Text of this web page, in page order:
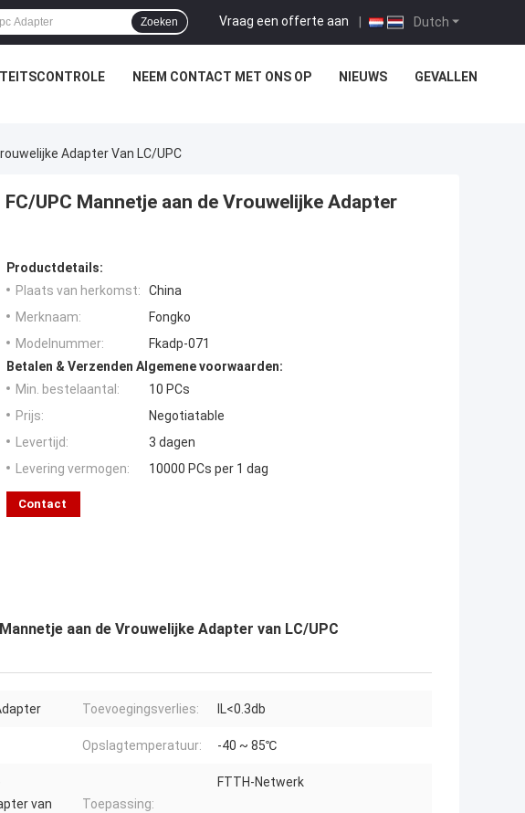
Dutch
Vraag een offerte aan |
Zoeken
NEEM CONTACT MET ONS OP NIEUWS GEVALLEN
Adapter Van LC/UPC
UPC Mannetje aan de Vrouwelijke Adapter
Productdetails:
Plaats van herkomst:
China
Merknaam:
Fongko
Modelnummer:
Fkadp-071
Betalen & Verzenden Algemene voorwaarden:
Min. bestelaantal:
10 PCs
Prijs:
Negotiatable
Levertijd:
3 dagen
Levering vermogen:
10000 PCs per 1 dag
Contact
aan de Vrouwelijke Adapter van LC/UPC
Toevoegingsverlies: IL<0.3db
Opslagtemperatuur: -40 ~ 85℃
van
Toepassing:
FTTH-Netwerk